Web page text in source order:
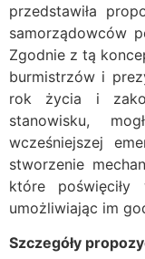
przedstawiła
samorządowców
Zgodnie z tą
burmistrzów i
rok życia i
stanowisku,
wcześniejszej
stworzenie
które
umożliwiając im
Szczegóły